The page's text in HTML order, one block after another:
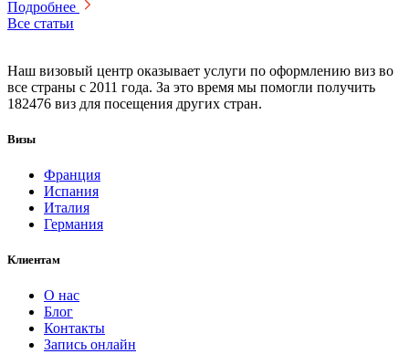
Подробнее
Все статьи
Наш визовый центр оказывает услуги по оформлению виз во
все страны с 2011 года. За это время мы помогли получить
182476 виз для посещения других стран.
Визы
Франция
Испания
Италия
Германия
Клиентам
О нас
Блог
Контакты
Запись онлайн